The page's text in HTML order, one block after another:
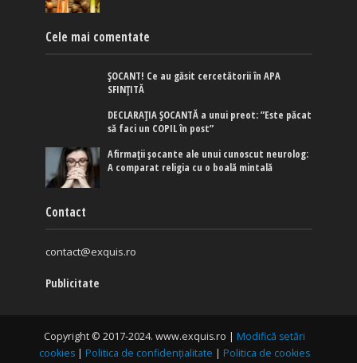
Cele mai comentate
ȘOCANT! Ce au găsit cercetătorii în APA
SFINȚITĂ
DECLARAȚIA ȘOCANTĂ a unui preot: ”Este păcat
să faci un COPIL în post”
Afirmaţii şocante ale unui cunoscut neurolog:
A comparat religia cu o boală mintală
Contact
contact@exquis.ro
Publicitate
Copyright © 2017-2024. www.exquis.ro | Modifică setări
cookies | Politica de confidențialitate | Politica de cookies